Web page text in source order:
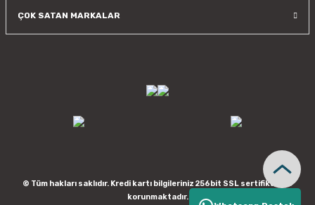
ÇOK SATAN MARKALAR
© Tüm hakları saklıdır. Kredi kartı bilgileriniz 256bit SSL sertifikası ile
korunmaktadır.